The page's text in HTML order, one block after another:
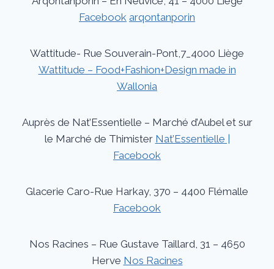
Facebook arqontanporin
Wattitude- Rue Souverain-Pont,7_4000 Liège
Wattitude – Food+Fashion+Design made in
Wallonia
Auprès de Nat’Essentielle – Marché d’Aubel et sur
le Marché de Thimister Nat’Essentielle |
Facebook
Glacerie Caro-Rue Harkay, 370 – 4400 Flémalle
Facebook
Nos Racines – Rue Gustave Taillard, 31 – 4650
Herve Nos Racines